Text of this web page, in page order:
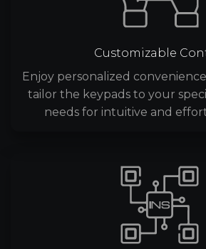
Customizable
Enjoy personalized
tailor the keypads to your
needs for intuitive and